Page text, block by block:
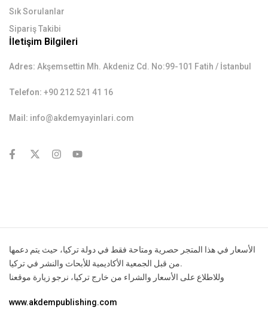
Sık Sorulanlar
Sipariş Takibi
İletişim Bilgileri
Adres: Akşemsettin Mh. Akdeniz Cd. No:99-101 Fatih / İstanbul
Telefon: +90 212 521 41 16
Mail: info@akdemyayinlari.com
الأسعار في هذا المتجر حصرية ومتاحة فقط في دولة تركيا، حيث يتم دعمها
من قبل الجمعية الأكاديمية للأبحاث والنشر في تركيا.
وللاطلاع على الأسعار والشراء من خارج تركيا، نرجو زيارة موقعنا
www.akdempublishing.com